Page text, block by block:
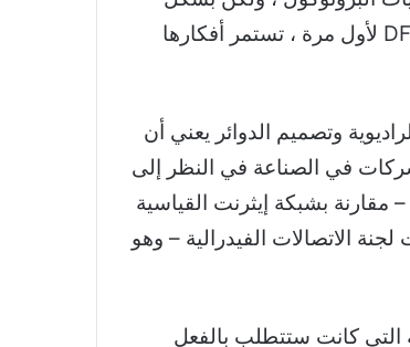
عام ، تم ترك الإطار المفاهيمي لـ DFWMAC كما هو. في الواقع ، بعد ما يقرب من ثلاثين عامًا من اقتراح DFWMAC لأول مرة ، تستمر أفكارها
وتصميم الدوائر يعني أن
بدأت العديد من الشركات في الصناعة في النظر إلى
الأصلي رسميًا في عام 1997. وقد أصبح تحقيق سرعة أكبر من 10 ميغا بت – مقارنة بشبكة إيثرنت القياسية
الاتصالات الفيدرالية – وهو
ما هي التطبيقات اللاسلكية التي كانت ستتطلب بالفعل